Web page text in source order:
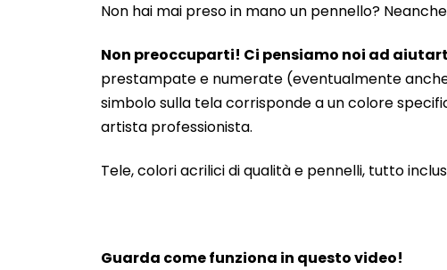
Non hai mai preso in mano un pennello?
Non preoccuparti! Ci pensiamo noi ad
prestampate e numerate (eventualmente anche
simbolo sulla tela corrisponde a un colore
artista professionista.
Tele, colori acrilici di qualità e pennelli, tutto
Guarda come funziona in questo video!